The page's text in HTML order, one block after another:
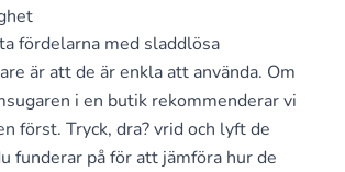
fördelarna med sladdlösa
är att de är enkla att använda. Om
i en butik rekommenderar vi
först. Tryck, dra? vrid och lyft de
funderar på för att jämföra hur de